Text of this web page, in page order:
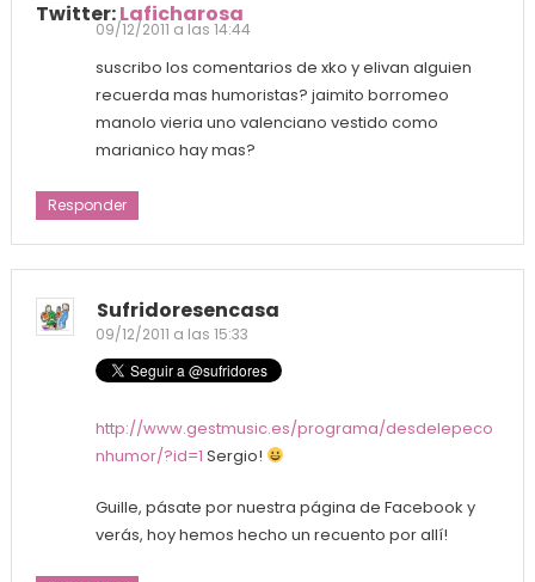
Twitter:Laficharosa
09/12/2011 a las 14:44
suscribo los comentarios de xko y elivan alguien
recuerda mas humoristas? jaimito borromeo
manolo vieria uno valenciano vestido como
marianico hay mas?
Responder
Sufridoresencasa
09/12/2011 a las 15:33
http://www.gestmusic.es/programa/desdelepeco
nhumor/?id=1 Sergio!
Guille, pásate por nuestra página de Facebook y
verás, hoy hemos hecho un recuento por allí!